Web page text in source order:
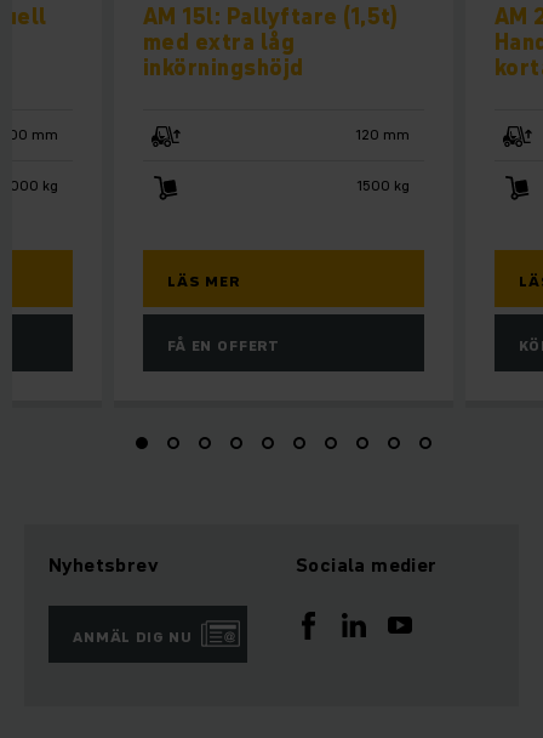
AM 15l: Pallyftare (1,5t)
med extra låg
inkörningshöjd
120 mm
1500 kg
LÄS MER
FÅ EN OFFERT
AM
mm
1000 kg
Nyhetsbrev
ANMÄL DIG NU
Sociala medier